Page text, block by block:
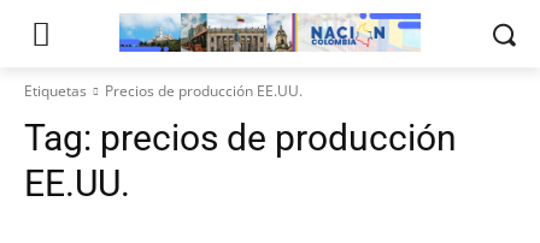
Etiquetas Precios de producción EE.UU.
Tag: precios de producción
EE.UU.